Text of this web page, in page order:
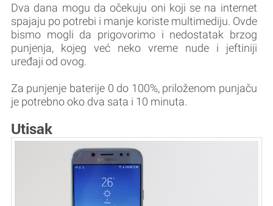
Dva dana mogu da očekuju oni koji se na internet
spajaju po potrebi i manje koriste multimediju. Ovde
bismo mogli da prigovorimo i nedostatak brzog
punjenja, kojeg već neko vreme nude i jeftiniji
uređaji od ovog.
Za punjenje baterije 0 do 100%, priloženom punjaču
je potrebno oko dva sata i 10 minuta.
Utisak